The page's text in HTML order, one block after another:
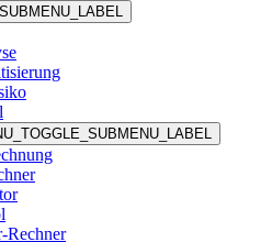
Rechner